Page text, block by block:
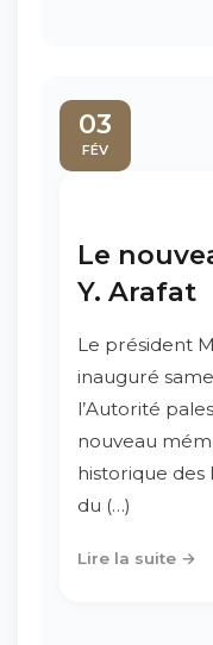
03
FÉV
Le
Y. Arafat
Le président
inauguré
l’Autorité
nouveau
historique des
du (…)
Lire la suite →